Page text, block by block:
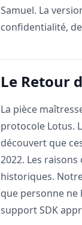
Samuel. La
confidentialité,
Le Retour
La pièce
protocole Lotus.
découvert que
2022. Les
historiques.
que personne
support SDK